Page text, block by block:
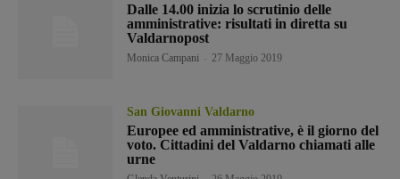
Dalle 14.00 inizia lo scrutinio delle
amministrative: risultati in diretta su
Valdarnopost
Monica Campani 27 Maggio 2019
San Giovanni Valdarno
Europee ed amministrative, è il giorno del
voto. Cittadini del Valdarno chiamati alle
urne